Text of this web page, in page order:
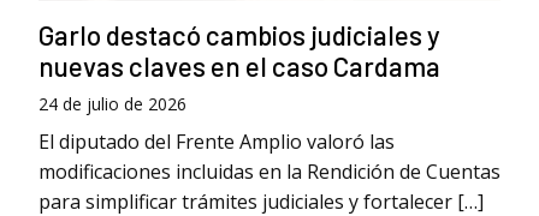
Garlo destacó cambios judiciales y
nuevas claves en el caso Cardama
24 de julio de 2026
El diputado del Frente Amplio valoró las
modificaciones incluidas en la Rendición de Cuentas
para simplificar trámites judiciales y fortalecer […]